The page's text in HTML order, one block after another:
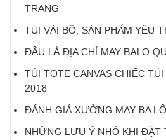
TRANG
TÚI VẢI BỐ, SẢN PHẨM YÊU
ĐÂU LÀ ĐỊA CHỈ MAY BALO
TÚI TOTE CANVAS CHIẾC
2018
ĐÁNH GIÁ XƯỞNG MAY BA
NHỮNG LƯU Ý NHỎ KHI ĐẶT